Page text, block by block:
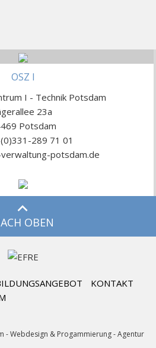
OSZ I
I - Technik Potsdam
23a
Potsdam
289 71 01
potsdam.de
OBEN
KONTAKT
-Webdesign & Progammierung - Agentur